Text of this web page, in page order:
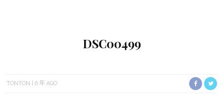
DSC00499
TONTON 6 年 AGO